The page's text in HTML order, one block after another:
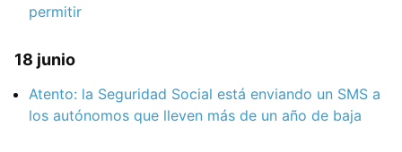
permitir
18 junio
Atento: la Seguridad Social está enviando un SMS a
los autónomos que lleven más de un año de baja